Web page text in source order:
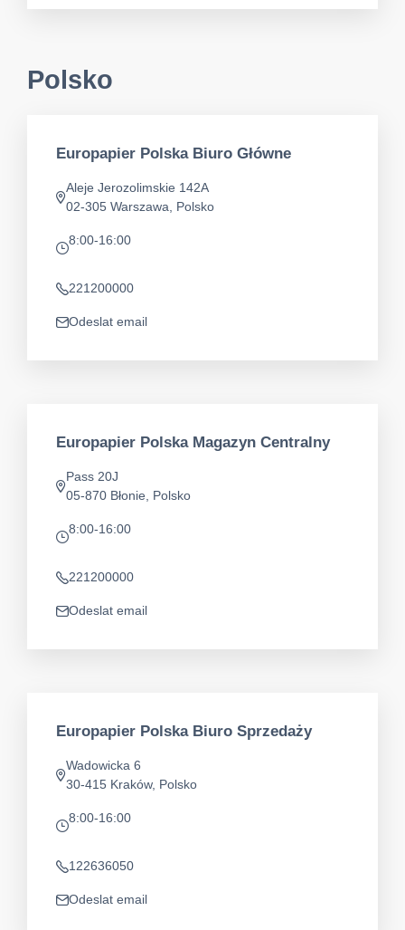
Polsko
Europapier Polska Biuro Główne
Adresa
Aleje Jerozolimskie 142A
02-305 Warszawa, Polsko
app.opening-times
8:00-16:00
Telefon
221200000
app.mail
Odeslat email
Europapier Polska Magazyn Centralny
Adresa
Pass 20J
05-870 Błonie, Polsko
app.opening-times
8:00-16:00
Telefon
221200000
app.mail
Odeslat email
Europapier Polska Biuro Sprzedaży
Adresa
Wadowicka 6
30-415 Kraków, Polsko
app.opening-times
8:00-16:00
Telefon
122636050
app.mail
Odeslat email